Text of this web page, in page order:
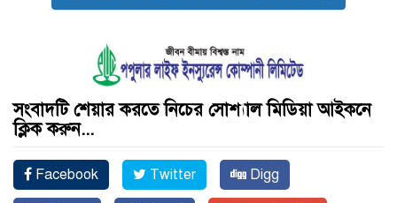
সংবাদটি শেয়ার করতে নিচের সোশ্যাল মিডিয়া আইকনে
ক্লিক করুন...
Facebook Twitter Digg